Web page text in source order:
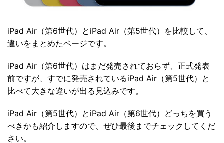
iPad Air（第6世代）とiPad Air（第5世代）を比較して、
違いをまとめたページです。
iPad Air（第6世代）はまだ発売されておらず、正式発表
前ですが、すでに発売されているiPad Air（第5世代）と
比べて大きな違いが出る見込みです。
iPad Air（第5世代）とiPad Air（第6世代）どっちを買う
べきかも紹介しますので、ぜひ最後までチェックしてくだ
さい。